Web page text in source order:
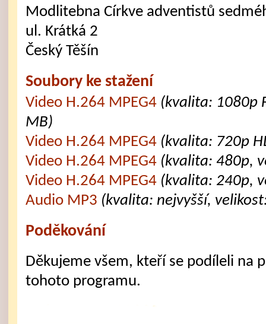
Modlitebna Církve adventistů
ul. Krátká 2
Český Těšín
Soubory ke stažení
Video H.264 MPEG4 (kvalita: 1080p
MB)
Video H.264 MPEG4 (kvalita: 720p
Video H.264 MPEG4 (kvalita: 480p,
Video H.264 MPEG4 (kvalita: 240p,
Audio MP3 (kvalita: nejvyšší,
Poděkování
Děkujeme všem, kteří se podíleli na
tohoto programu.